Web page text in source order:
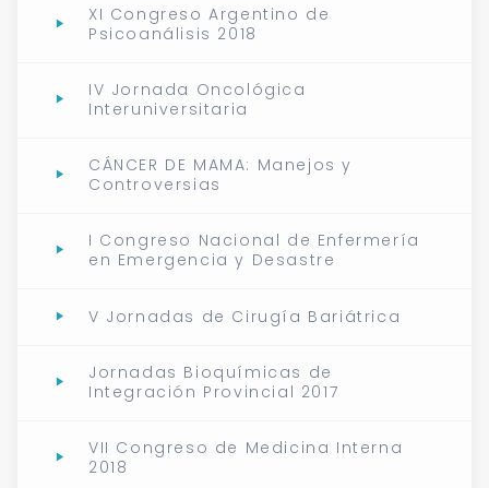
XI Congreso Argentino de
Psicoanálisis 2018
IV Jornada Oncológica
Interuniversitaria
CÁNCER DE MAMA: Manejos y
Controversias
I Congreso Nacional de Enfermería
en Emergencia y Desastre
V Jornadas de Cirugía Bariátrica
Jornadas Bioquímicas de
Integración Provincial 2017
VII Congreso de Medicina Interna
2018